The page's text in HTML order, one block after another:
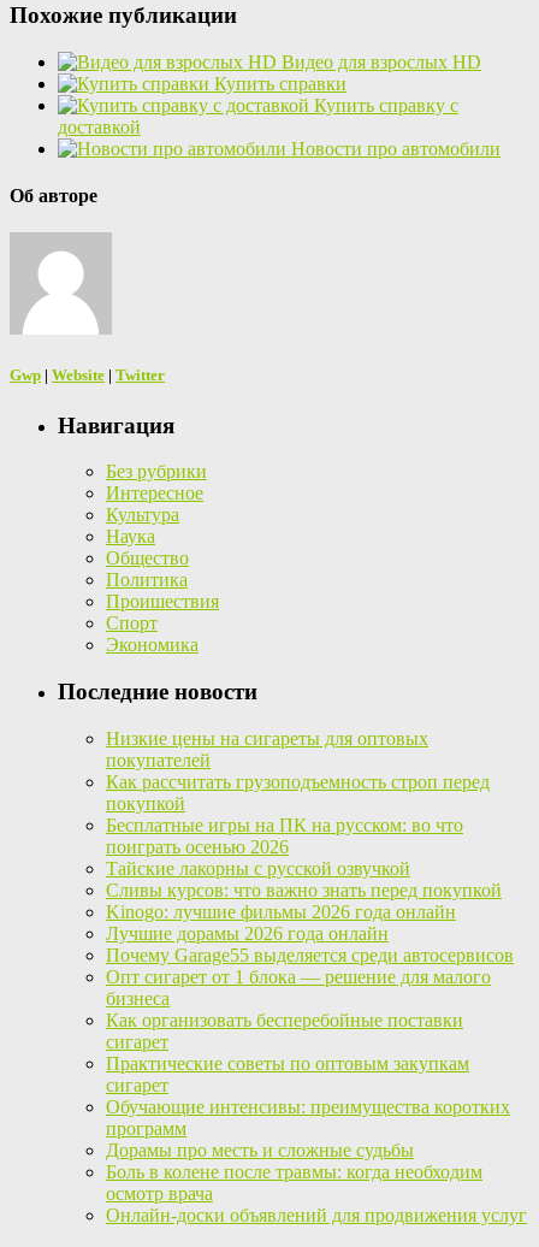
Похожие публикации
Видео для взрослых HD
Купить справки
Купить справку с
доставкой
Новости про автомобили
Об авторе
Gwp | Website | Twitter
Навигация
Без рубрики
Интересное
Культура
Наука
Общество
Политика
Проишествия
Спорт
Экономика
Последние новости
Низкие цены на сигареты для оптовых
покупателей
Как рассчитать грузоподъемность строп перед
покупкой
Бесплатные игры на ПК на русском: во что
поиграть осенью 2026
Тайские лакорны с русской озвучкой
Сливы курсов: что важно знать перед покупкой
Kinogo: лучшие фильмы 2026 года онлайн
Лучшие дорамы 2026 года онлайн
Почему Garage55 выделяется среди автосервисов
Опт сигарет от 1 блока — решение для малого
бизнеса
Как организовать бесперебойные поставки
сигарет
Практические советы по оптовым закупкам
сигарет
Обучающие интенсивы: преимущества коротких
программ
Дорамы про месть и сложные судьбы
Боль в колене после травмы: когда необходим
осмотр врача
Онлайн-доски объявлений для продвижения услуг